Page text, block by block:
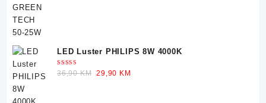
LED Luster PHILIPS 8W 4000K
Ocjenjeno
5.00od 5
36,90KM Original
29,90 KM